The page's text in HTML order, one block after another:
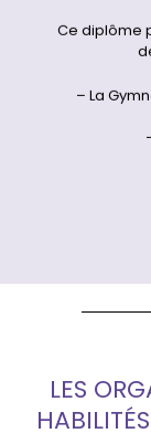
Ce diplôme
– La
LES